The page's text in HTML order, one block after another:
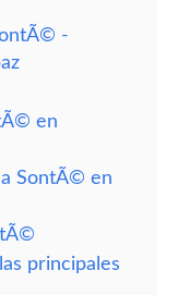
-
en
SontÃ© en
principales